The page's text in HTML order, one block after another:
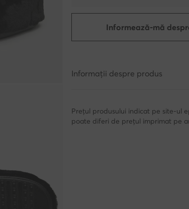
Informează-mă
Informații despre produs
Prețul produsului indicat pe site-ul
poate diferi de prețul imprimat pe